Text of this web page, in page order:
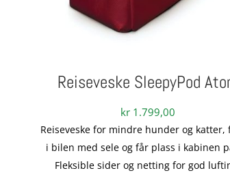
Reiseveske SleepyPod
kr 1.799,00
Reiseveske for mindre hunder og katter,
i bilen med sele og får plass i kabinen
Fleksible sider og netting for god